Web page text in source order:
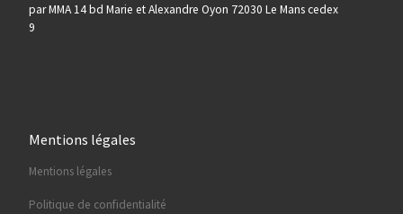
par MMA 14 bd Marie et Alexandre Oyon 72030 Le Mans cedex
9
Mentions légales
Mentions légales
Politique de confidentialité